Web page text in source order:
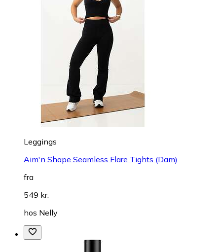
Leggings
Aim'n Shape Seamless Flare Tights (Dam)
fra
549 kr.
hos Nelly